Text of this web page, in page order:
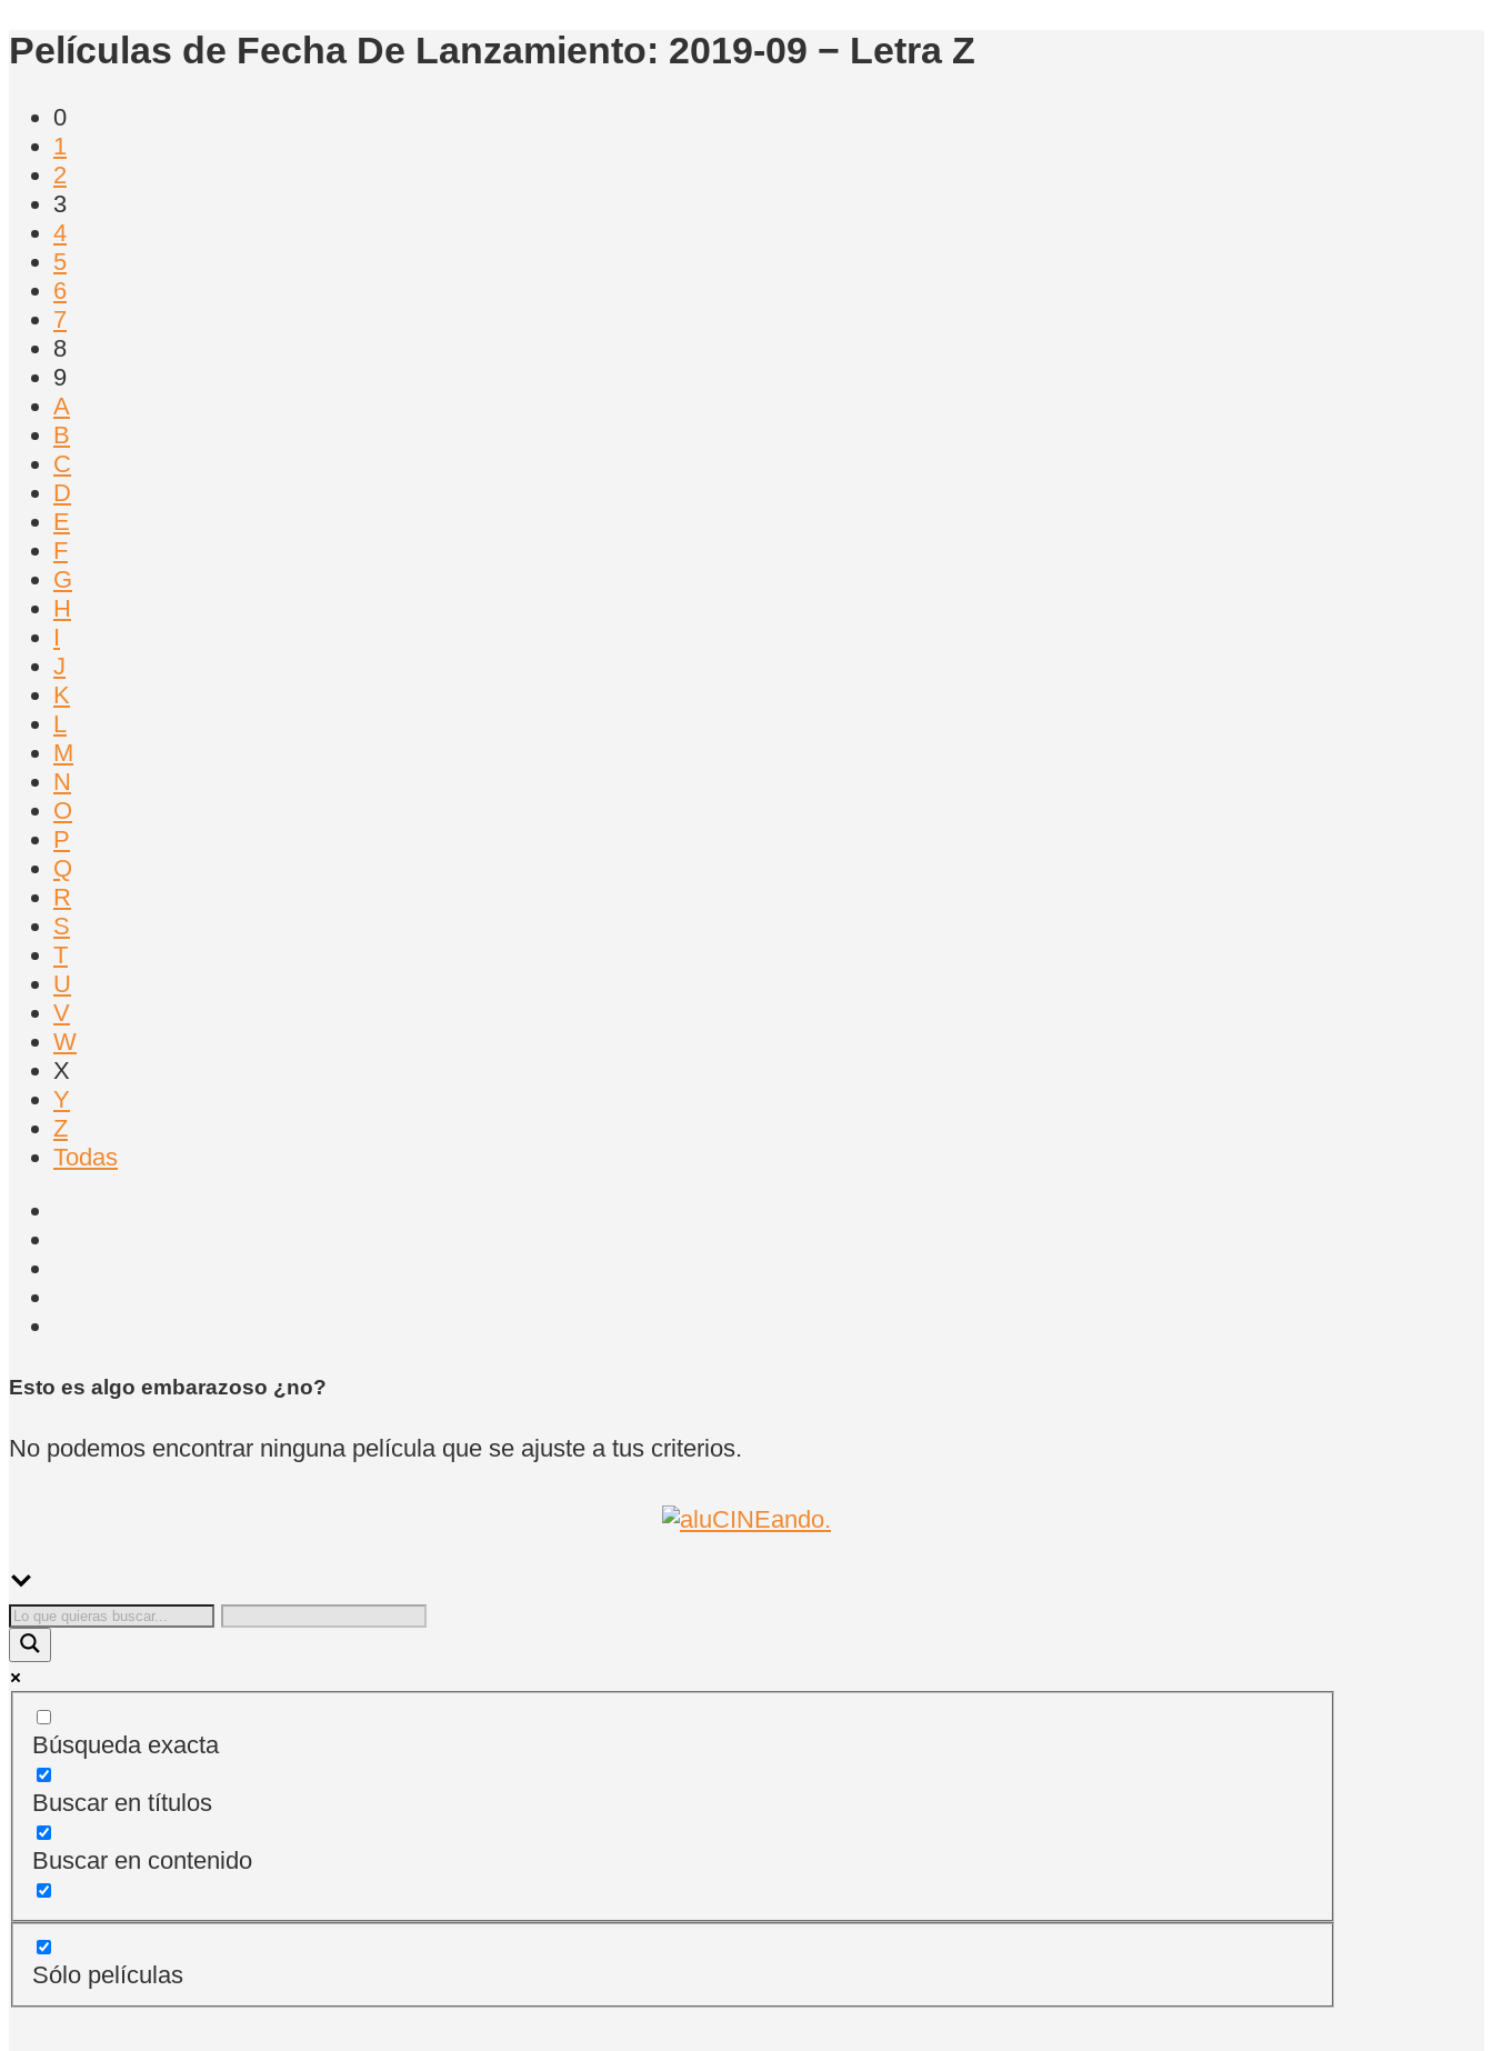
Películas de Fecha De Lanzamiento: 2019-09 − Letra Z
0
1
2
3
4
5
6
7
8
9
A
B
C
D
E
F
G
H
I
J
K
L
M
N
O
P
Q
R
S
T
U
V
W
X
Y
Z
Todas
Esto es algo embarazoso ¿no?
No podemos encontrar ninguna película que se ajuste a tus criterios.
Búsqueda exacta
Buscar en títulos
Buscar en contenido
Sólo películas